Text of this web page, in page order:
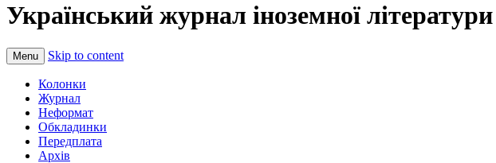
Український журнал іноземної літератури
Menu Skip to content
Колонки
Журнал
Неформат
Обкладинки
Передплата
Архів